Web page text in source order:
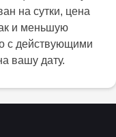
на сутки, цена
и меньшую
с действующими
вашу дату.